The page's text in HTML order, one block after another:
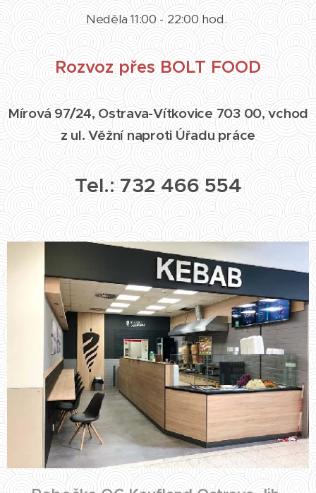
Neděla 11:00 - 22:00 hod.
Rozvoz přes BOLT FOOD
Mírová 97/24, Ostrava-Vítkovice 703 00, vchod
z ul. Věžní naproti Úřadu práce
Tel.: 732 466 554